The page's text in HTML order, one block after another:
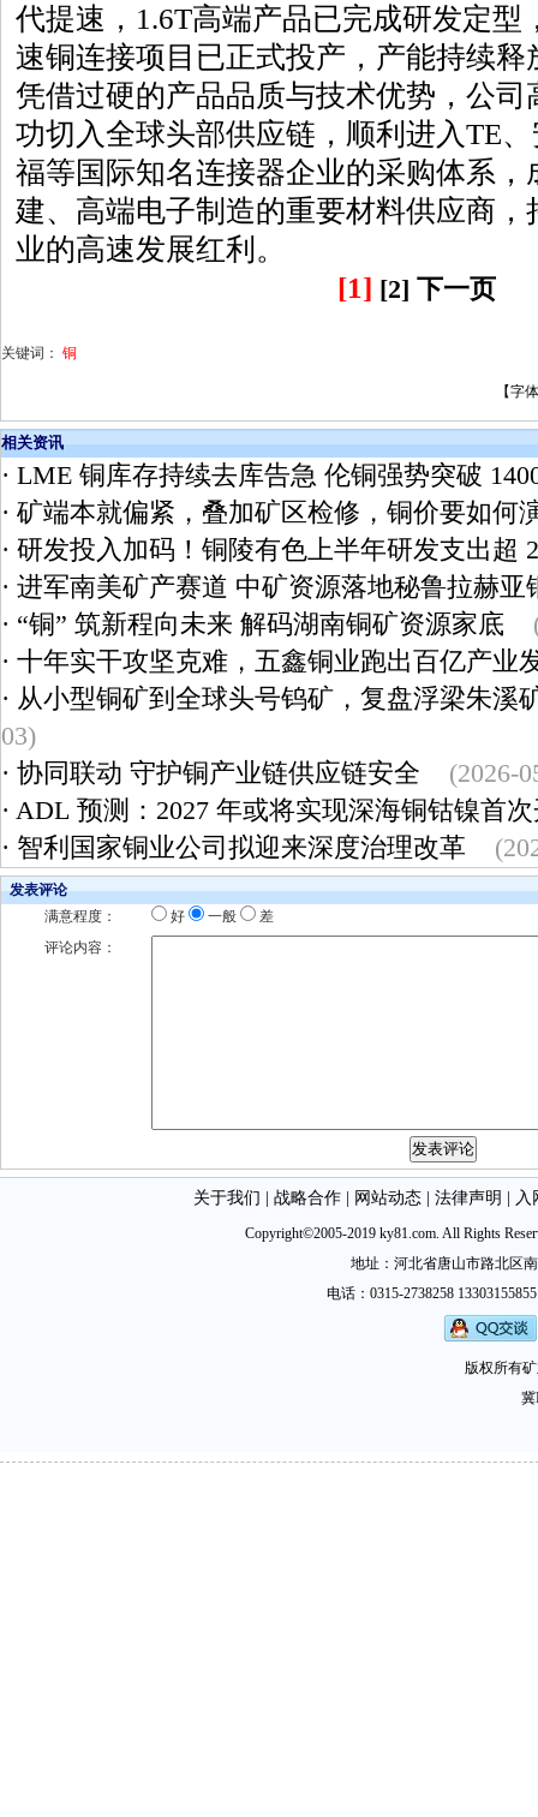
代提速，1.6T高端产品已完成研发定型
速铜连接项目已正式投产，产能持续释
凭借过硬的产品品质与技术优势，公
功切入全球头部供应链，顺利进入TE
福等国际知名连接器企业的采购体系
建、高端电子制造的重要材料供应商
业的高速发展红利。
[1] [2] 下一页
关键词： 铜
【字
相关资讯
· LME 铜库存持续去库告急 伦铜强势突破
· 矿端本就偏紧，叠加矿区检修，铜价要如何
· 研发投入加码！铜陵有色上半年研发支出超
· 进军南美矿产赛道 中矿资源落地秘鲁拉赫亚
· “铜” 筑新程向未来 解码湖南铜矿资源家底
· 十年实干攻坚克难，五鑫铜业跑出百亿产业
· 从小型铜矿到全球头号钨矿，复盘浮梁朱溪
03)
· 协同联动 守护铜产业链供应链安全
(2026-
· ADL 预测：2027 年或将实现深海铜钴镍首
· 智利国家铜业公司拟迎来深度治理改革
发表评论
满意程度：
好 一般
差
评论内容：
关于我们 战略合作| 网站动态| 法律声明 入
Copyright©2005-2019 ky81.com. All Rights
地址：河北省唐山市路北区
电话：0315-2738258
版权所有
冀